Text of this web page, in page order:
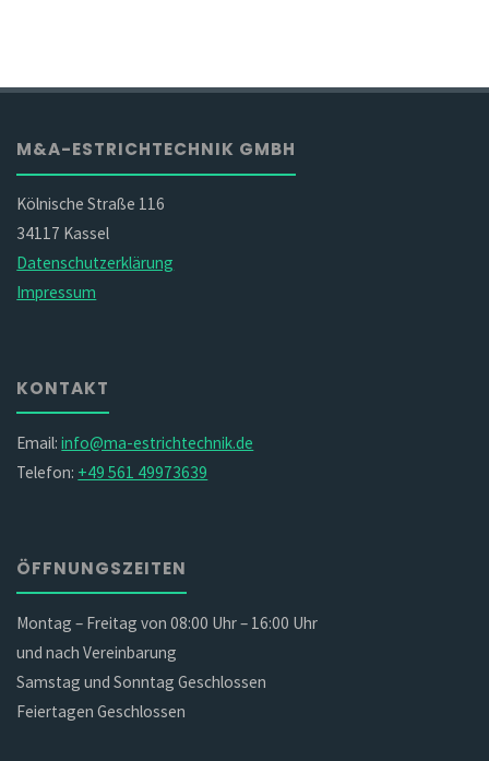
M&A-ESTRICHTECHNIK GMBH
Kölnische Straße 116
34117 Kassel
Datenschutzerklärung
Impressum
KONTAKT
Email:info@ma-estrichtechnik.de
Telefon: +49 561 49973639
ÖFFNUNGSZEITEN
Montag – Freitag von 08:00 Uhr – 16:00 Uhr
und nach Vereinbarung
Samstag und Sonntag Geschlossen
Feiertagen Geschlossen